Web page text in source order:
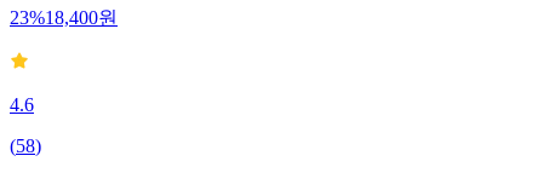
23%18,400원
4.6
(58)